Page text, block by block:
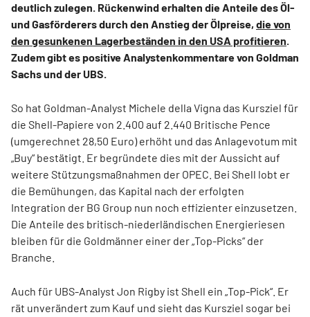
deutlich zulegen. Rückenwind erhalten die Anteile des Öl-
und Gasförderers durch den Anstieg der Ölpreise, die von
den gesunkenen Lagerbeständen in den USA profitieren.
Zudem gibt es positive Analystenkommentare von Goldman
Sachs und der UBS.
So hat Goldman-Analyst Michele della Vigna das Kursziel für
die Shell-Papiere von 2.400 auf 2.440 Britische Pence
(umgerechnet 28,50 Euro) erhöht und das Anlagevotum mit
„Buy“ bestätigt. Er begründete dies mit der Aussicht auf
weitere Stützungsmaßnahmen der OPEC. Bei Shell lobt er
die Bemühungen, das Kapital nach der erfolgten
Integration der BG Group nun noch effizienter einzusetzen.
Die Anteile des britisch-niederländischen Energieriesen
bleiben für die Goldmänner einer der „Top-Picks“ der
Branche.
Auch für UBS-Analyst Jon Rigby ist Shell ein „Top-Pick“. Er
rät unverändert zum Kauf und sieht das Kursziel sogar bei